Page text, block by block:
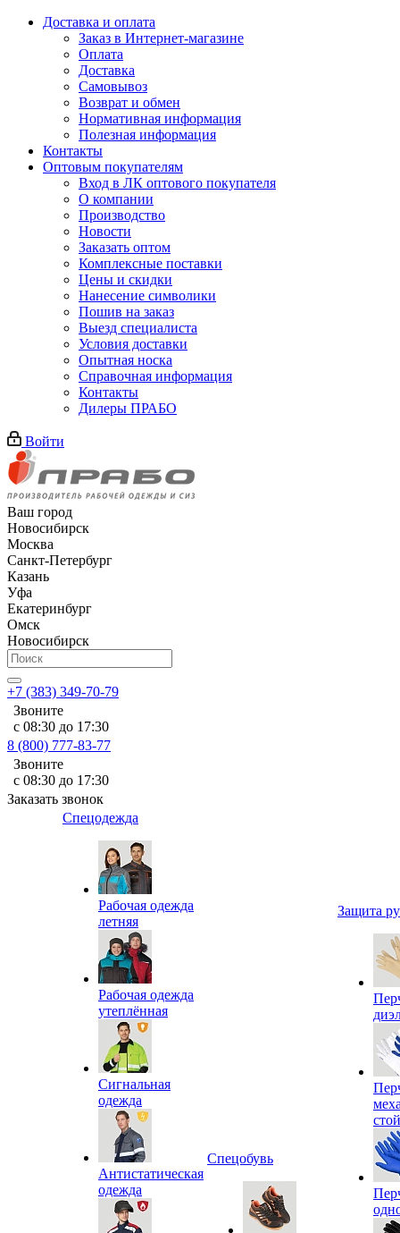
Доставка и оплата
Заказ в Интернет-магазине
Оплата
Доставка
Самовывоз
Возврат и обмен
Нормативная информация
Полезная информация
Контакты
Оптовым покупателям
Вход в ЛК оптового покупателя
О компании
Производство
Новости
Заказать оптом
Комплексные поставки
Цены и скидки
Нанесение символики
Пошив на заказ
Выезд специалиста
Условия доставки
Опытная носка
Справочная информация
Контакты
Дилеры ПРАБО
Войти
Ваш город
Новосибирск
Москва
Санкт-Петербург
Казань
Уфа
Екатеринбург
Омск
Новосибирск
+7 (383) 349-70-79
Звоните
с 08:30 до 17:30
8 (800) 777-83-77
Звоните
с 08:30 до 17:30
Заказать звонок
Спецодежда
Рабочая одежда
летняя
Рабочая одежда
утеплённая
Сигнальная
одежда
Антистатическая
одежда
Спецобувь
Защита